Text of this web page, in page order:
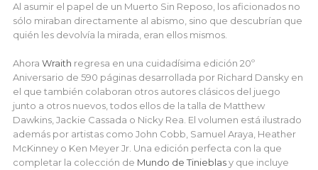
Al asumir el papel de un Muerto Sin Reposo, los aficionados no
sólo miraban directamente al abismo, sino que descubrían que
quién les devolvía la mirada, eran ellos mismos.
Ahora Wraith regresa en una cuidadísima edición 20º
Aniversario de 590 páginas desarrollada por Richard Dansky en
el que también colaboran otros autores clásicos del juego
junto a otros nuevos, todos ellos de la talla de Matthew
Dawkins, Jackie Cassada o Nicky Rea. El volumen está ilustrado
además por artistas como John Cobb, Samuel Araya, Heather
McKinney o Ken Meyer Jr. Una edición perfecta con la que
completar la colección de Mundo de Tinieblasy que incluye